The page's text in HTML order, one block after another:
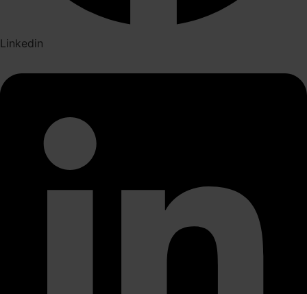
Linkedin